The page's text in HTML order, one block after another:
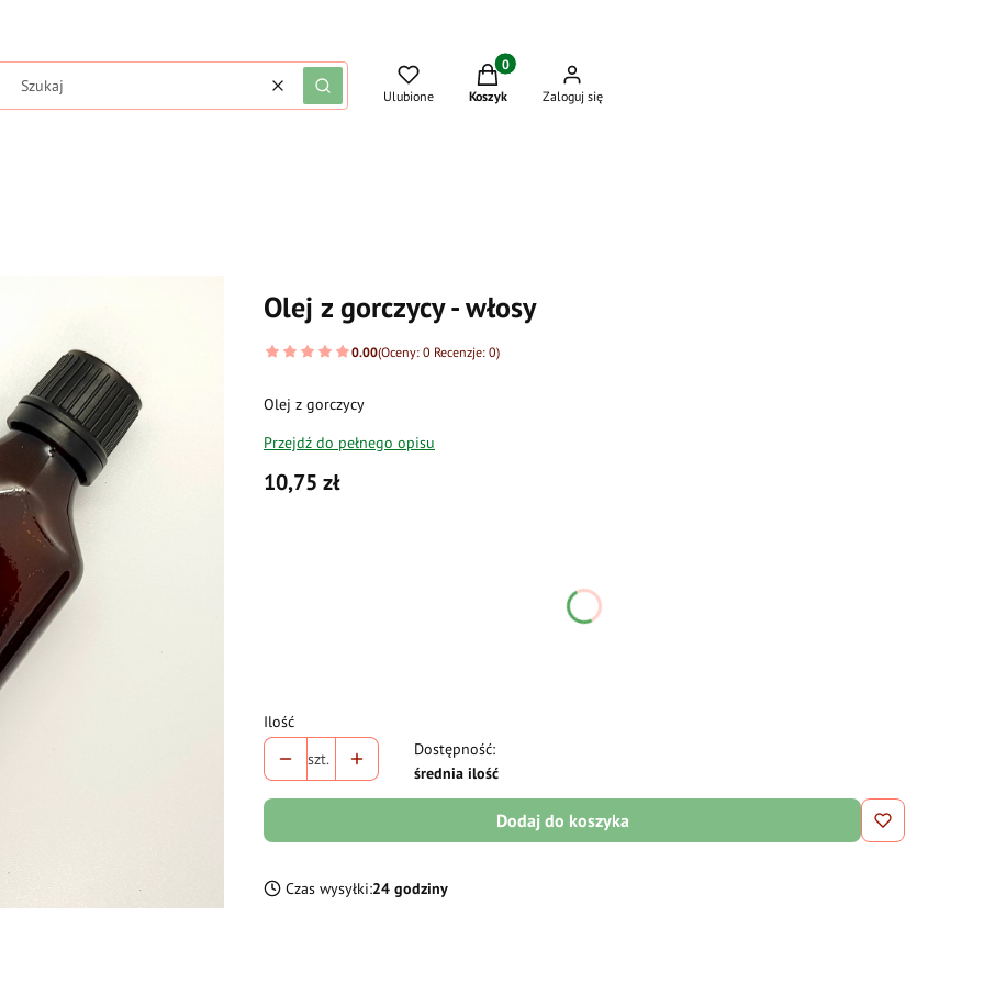
WyczyśćSzukaj Ulubione
Produkty w koszyku: 0. Zobacz szczegóły
Koszyk Zaloguj się
Olej z gorczycy - włosy
0.00(Oceny: 0 Recenzje: 0)
Olej z gorczycy
Przejdź do pełnego opisu
Cena
10,75 zł
Ilość
szt.
Dostępność:
średnia ilość
Dodaj do koszyka
Czas wysyłki:24 godziny